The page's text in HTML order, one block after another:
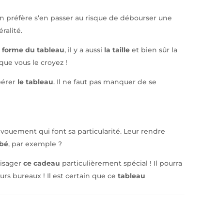
préfère s’en passer au risque de débourser une
forme du tableau, il y a aussi la tailleet bien sûr la
vous le croyez !
le tableau. Il ne faut pas manquer de se
qui font sa particularité. Leur rendre
, par exemple ?
ce cadeau particulièrement spécial ! Il pourra
bureaux ! Il est certain que ce tableau